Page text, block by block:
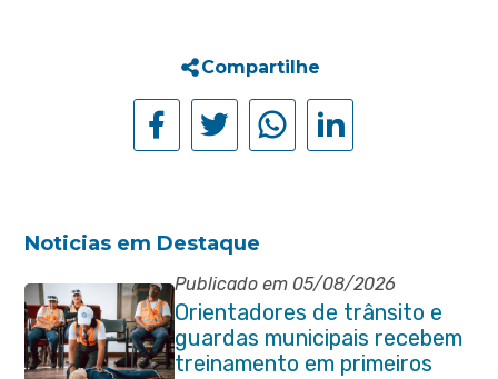
Compartilhe
Noticias em Destaque
Publicado em 05/08/2026
Orientadores de trânsito e
guardas municipais recebem
treinamento em primeiros